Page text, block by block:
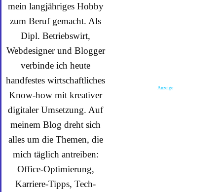
mein langjähriges Hobby
zum Beruf gemacht. Als
Dipl. Betriebswirt,
Webdesigner und Blogger
verbinde ich heute
handfestes wirtschaftliches
Know-how mit kreativer
digitaler Umsetzung. Auf
meinem Blog dreht sich
alles um die Themen, die
mich täglich antreiben:
Office-Optimierung,
Karriere-Tipps, Tech-
Anzeige